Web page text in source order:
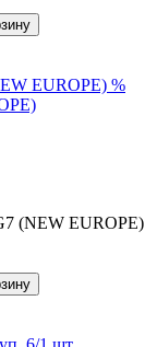
%
(NEW EUROPE)